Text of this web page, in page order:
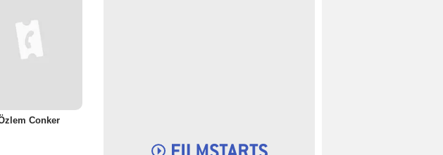
Conker